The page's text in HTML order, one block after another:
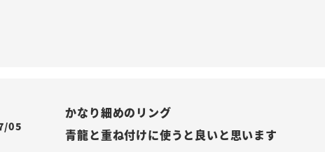
05
かなり細めのリング
青龍と重ね付けに使うと良いと思います